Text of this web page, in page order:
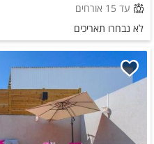
עד 15 אורחים
לא נבחרו תאריכים